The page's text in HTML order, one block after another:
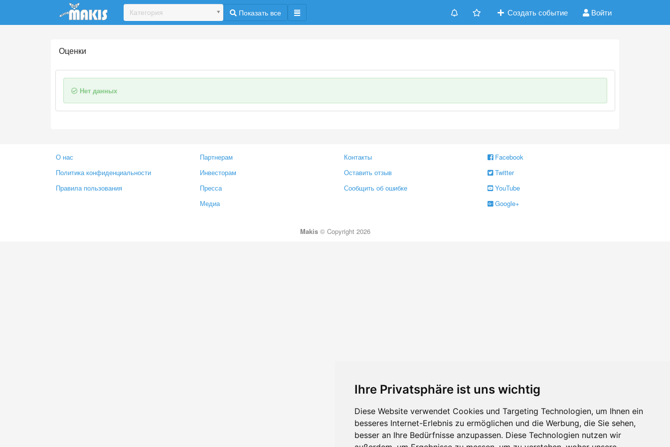
Ihre Privatsphäre ist uns wichtig
Diese Website verwendet Cookies und Targeting Technologien, um Ihnen ein
besseres Internet-Erlebnis zu ermöglichen und die Werbung, die Sie sehen,
besser an Ihre Bedürfnisse anzupassen. Diese Technologien nutzen wir
Update cookies preferences
Категория Показать все Создать событие Войти
Оценки
Нет данных
О нас
Политика конфиденциальности
Правила пользования
Партнерам
Инвесторам
Пресса
Медиа
Контакты
Оставить отзыв
Сообщить об ошибке
Facebook
Twitter
YouTube
Google+
Makis© Copyright 2026